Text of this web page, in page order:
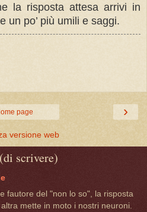
la risposta attesa arrivi in
un po’ più umili e saggi.
›
page
versione web
scrivere)
fautore del "non lo so", la risposta
mette in moto i nostri neuroni.